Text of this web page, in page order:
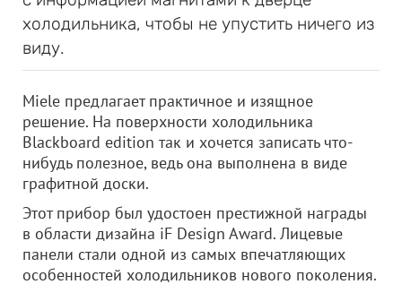
холодильника, чтобы не упустить ничего из
виду.
Miele предлагает практичное и изящное
решение. На поверхности холодильника
Blackboard edition так и хочется записать что-
нибудь полезное, ведь она выполнена в виде
графитной доски.
Этот прибор был удостоен престижной награды
в области дизайна iF Design Award. Лицевые
панели стали одной из самых впечатляющих
особенностей холодильников нового поколения.